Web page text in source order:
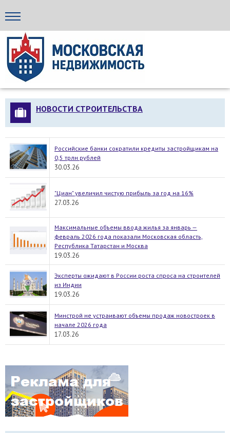
Стройка24
НОВОСТИ СТРОИТЕЛЬСТВА
Российские банки сократили кредиты застройщикам на
0,5 трлн рублей
30.03.26
"Циан" увеличил чистую прибыль за год на 16%
27.03.26
Максимальные объемы ввода жилья за январь —
февраль 2026 года показали Московская область,
Республика Татарстан и Москва
19.03.26
Эксперты ожидают в России роста спроса на строителей
из Индии
19.03.26
Минстрой не устраивают объемы продаж новостроек в
начале 2026 года
17.03.26